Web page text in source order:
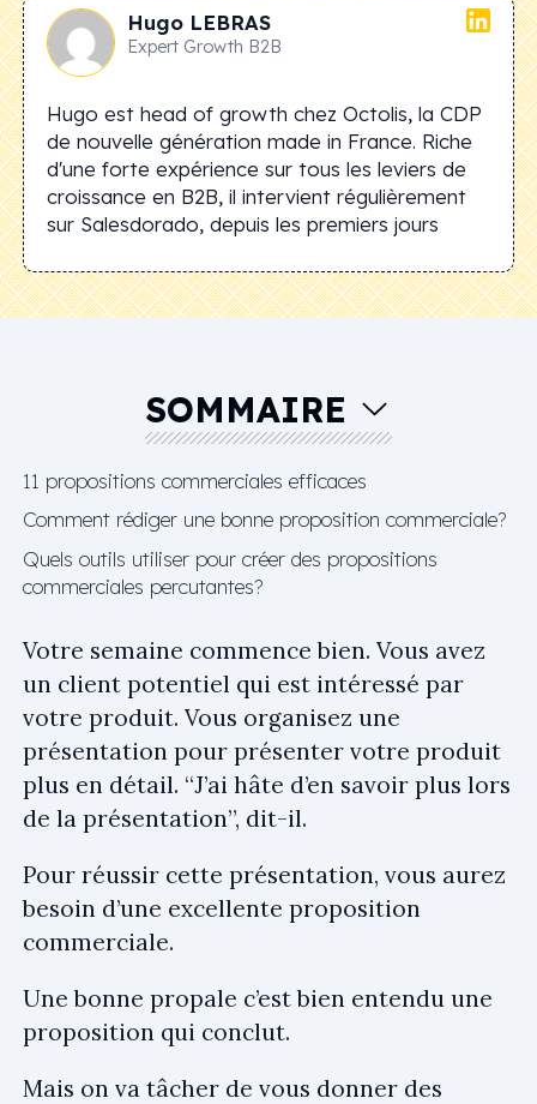
Hugo LEBRAS
Expert Growth B2B
Hugo est head of growth chez Octolis, la CDP
de nouvelle génération made in France. Riche
d'une forte expérience sur tous les leviers de
croissance en B2B, il intervient régulièrement
sur Salesdorado, depuis les premiers jours
SOMMAIRE
11 propositions commerciales efficaces
Comment rédiger une bonne proposition commerciale?
Quels outils utiliser pour créer des propositions
commerciales percutantes?
Votre semaine commence bien. Vous avez
un client potentiel qui est intéressé par
votre produit. Vous organisez une
présentation pour présenter votre produit
plus en détail. “J’ai hâte d’en savoir plus lors
de la présentation”, dit-il.
Pour réussir cette présentation, vous aurez
besoin d’une excellente proposition
commerciale.
Une bonne propale c’est bien entendu une
proposition qui conclut.
Mais on va tâcher de vous donner des